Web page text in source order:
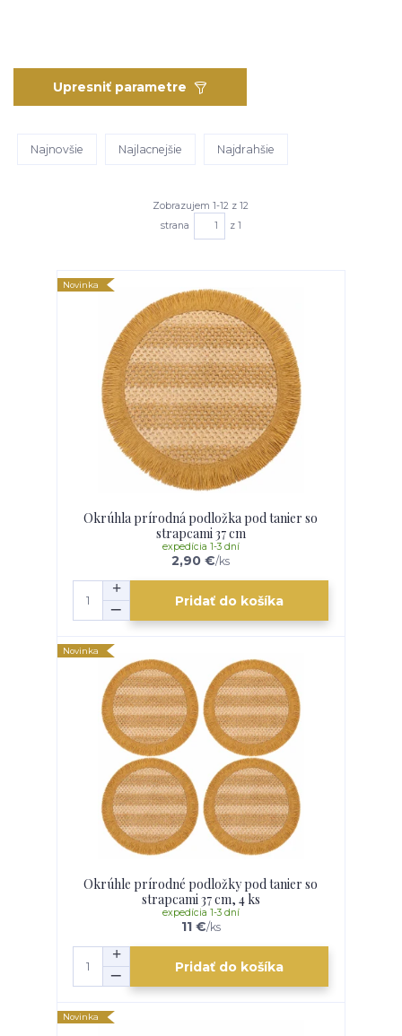
Upresniť parametre
Najnovšie Najlacnejšie Najdrahšie
Zobrazujem 1-12 z 12
strana
z 1
Novinka
Okrúhla prírodná podložka pod tanier so
strapcami 37 cm
2,90 €/ks
expedícia 1-3 dní
Pridať do košíka
Novinka
Okrúhle prírodné podložky pod tanier so
strapcami 37 cm, 4 ks
11 €/ks
expedícia 1-3 dní
Pridať do košíka
Novinka